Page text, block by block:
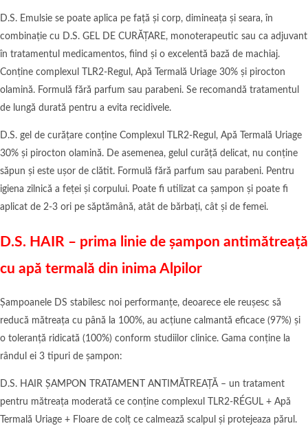
D.S. Emulsie se poate aplica pe față și corp, dimineața și seara, în
combinație cu D.S. GEL DE CURĂȚARE, monoterapeutic sau ca adjuvant
în tratamentul medicamentos, fiind și o excelentă bază de machiaj.
Conține complexul TLR2-Regul, Apă Termală Uriage 30% și pirocton
olamină. Formulă fără parfum sau parabeni. Se recomandă tratamentul
de lungă durată pentru a evita recidivele.
D.S. gel de curățare conține Complexul TLR2-Regul, Apă Termală Uriage
30% și pirocton olamină. De asemenea, gelul curăță delicat, nu conține
săpun și este ușor de clătit. Formulă fără parfum sau parabeni. Pentru
igiena zilnică a feței și corpului. Poate fi utilizat ca șampon și poate fi
aplicat de 2-3 ori pe săptămână, atât de bărbați, cât și de femei.
D.S. HAIR – prima linie de șampon antimătreață
cu apă termală din inima Alpilor
Șampoanele DS stabilesc noi performanțe, deoarece ele reușesc să
reducă mătreața cu până la 100%, au acțiune calmantă eficace (97%) și
o toleranță ridicată (100%) conform studiilor clinice. Gama conține la
rândul ei 3 tipuri de șampon:
D.S. HAIR ȘAMPON TRATAMENT ANTIMĂTREAȚĂ – un tratament
pentru mătreața moderată ce conține complexul TLR2-RÉGUL + Apă
Termală Uriage + Floare de colț ce calmează scalpul și protejeaza părul.